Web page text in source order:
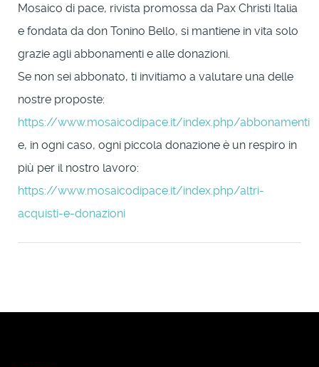
Mosaico di pace, rivista promossa da Pax Christi Italia
e fondata da don Tonino Bello, si mantiene in vita solo
grazie agli abbonamenti e alle donazioni.
Se non sei abbonato, ti invitiamo a valutare una delle
nostre proposte:
https://www.mosaicodipace.it/index.php/abbonamenti
e, in ogni caso, ogni piccola donazione è un respiro in
più per il nostro lavoro:
https://www.mosaicodipace.it/index.php/altri-
acquisti-e-donazioni